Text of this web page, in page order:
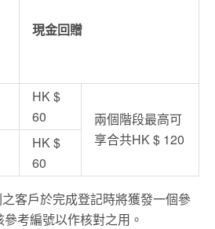
現金回贈
HK $
60
兩個階段最高可
享合共HK $ 120
HK $
60
客戶於完成登記時將獲發一個參
考編號以作核對之用。